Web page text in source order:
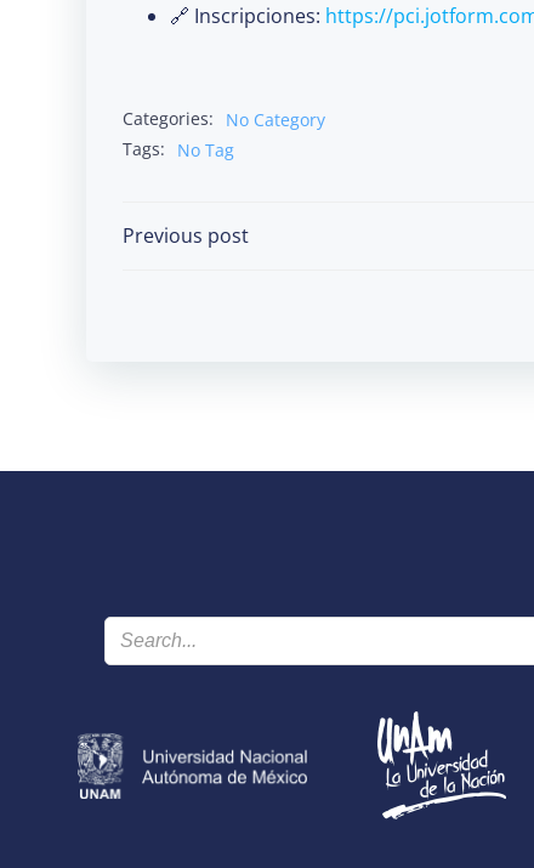
🔗 Inscripciones: https://
Categories:
No Category
Tags:
No Tag
Post
Previous post